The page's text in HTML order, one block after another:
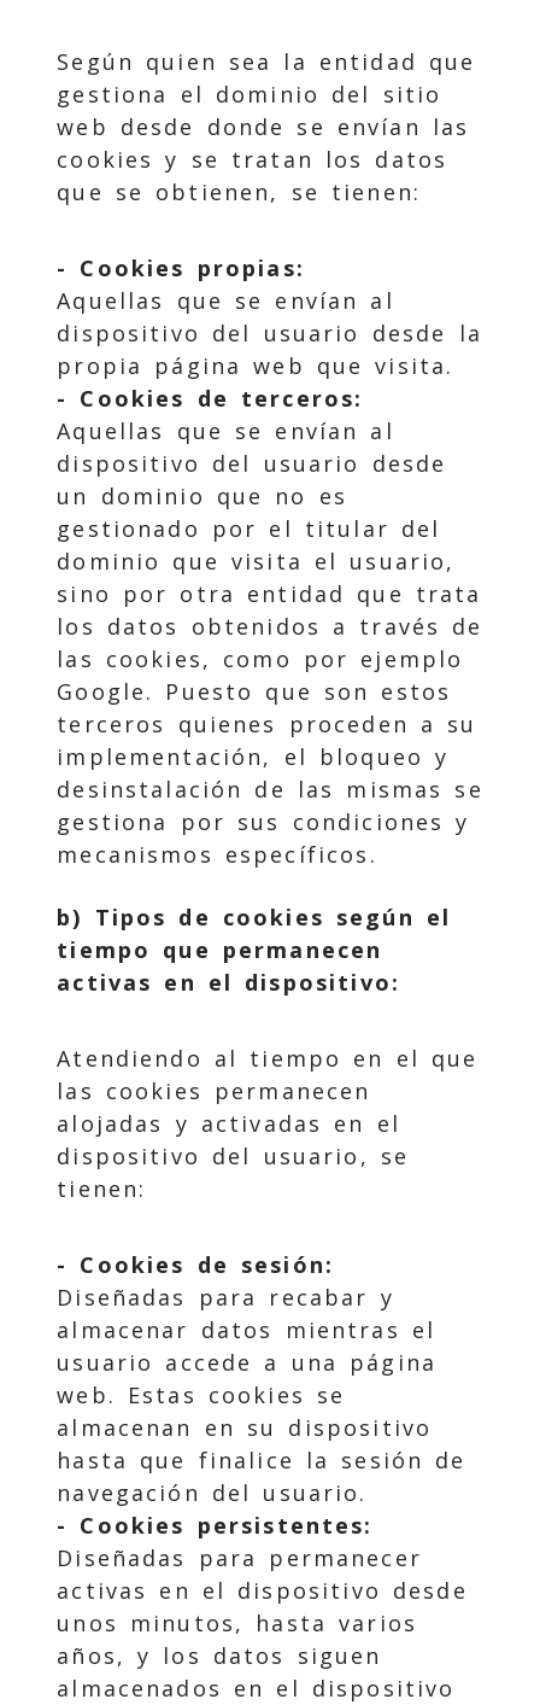
Según quien sea la entidad que
gestiona el dominio del sitio
web desde donde se envían las
cookies y se tratan los datos
que se obtienen, se tienen:
- Cookies propias:
Aquellas que se envían al
dispositivo del usuario desde la
propia página web que visita.
- Cookies de terceros:
Aquellas que se envían al
dispositivo del usuario desde
un dominio que no es
gestionado por el titular del
dominio que visita el usuario,
sino por otra entidad que trata
los datos obtenidos a través de
las cookies, como por ejemplo
Google. Puesto que son estos
terceros quienes proceden a su
implementación, el bloqueo y
desinstalación de las mismas se
gestiona por sus condiciones y
mecanismos específicos.
b) Tipos de cookies según el
tiempo que permanecen
activas en el dispositivo:
Atendiendo al tiempo en el que
las cookies permanecen
alojadas y activadas en el
dispositivo del usuario, se
tienen:
- Cookies de sesión:
Diseñadas para recabar y
almacenar datos mientras el
usuario accede a una página
web. Estas cookies se
almacenan en su dispositivo
hasta que finalice la sesión de
navegación del usuario.
- Cookies persistentes:
Diseñadas para permanecer
activas en el dispositivo desde
unos minutos, hasta varios
años, y los datos siguen
almacenados en el dispositivo